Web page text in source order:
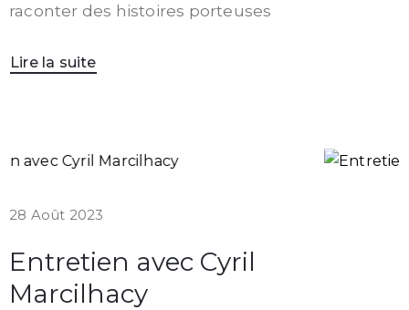
raconter des histoires porteuses
Lire la suite
28 Août 2023
Entretien avec Cyril
Marcilhacy